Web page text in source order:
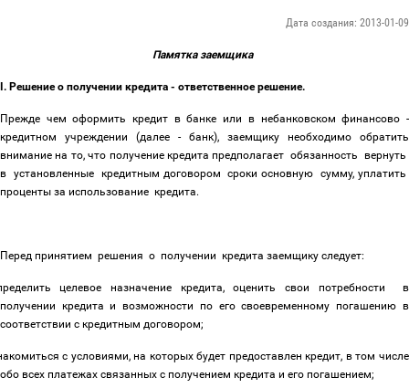
Дата создания: 2013-01-09
Памятка заемщика
I. Решение о получении кредита - ответственное решение.
Прежде чем оформить кредит в банке или в небанковском финансово -
кредитном учреждении (далее - банк), заемщику необходимо обратить
внимание на то, что получение кредита предполагает обязанность вернуть
в установленные кредитным договором сроки основную сумму, уплатить
проценты за использование кредита.
Перед принятием решения о получении кредита заемщику следует:
целевое назначение кредита, оценить свои потребности в
получении кредита и возможности по его своевременному погашению в
соответствии с кредитным договором;
с условиями, на которых будет предоставлен кредит, в том числе
обо всех платежах связанных с получением кредита и его погашением;